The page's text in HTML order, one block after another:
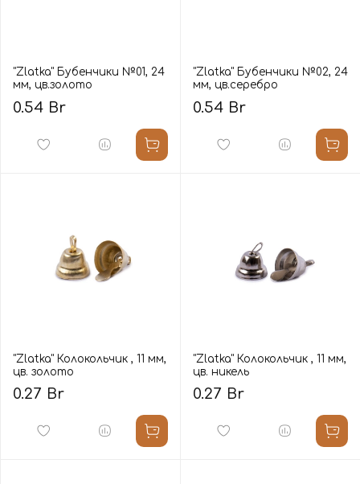
"Zlatka" Бубенчики №01, 24
мм, цв.золото
0.54 Br
"Zlatka" Бубенчики №02, 24
мм, цв.серебро
0.54 Br
"Zlatka" Колокольчик , 11 мм,
цв. золото
0.27 Br
"Zlatka" Колокольчик , 11 мм,
цв. никель
0.27 Br